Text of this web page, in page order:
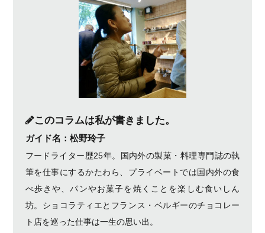
このコラムは私が書きました。
ガイド名：松野玲子
フードライター歴25年。国内外の製菓・料理専門誌の執
筆を仕事にするかたわら、プライベートでは国内外の食
べ歩きや、パンやお菓子を焼くことを楽しむ食いしん
坊。ショコラティエとフランス・ベルギーのチョコレー
ト店を巡った仕事は一生の思い出。